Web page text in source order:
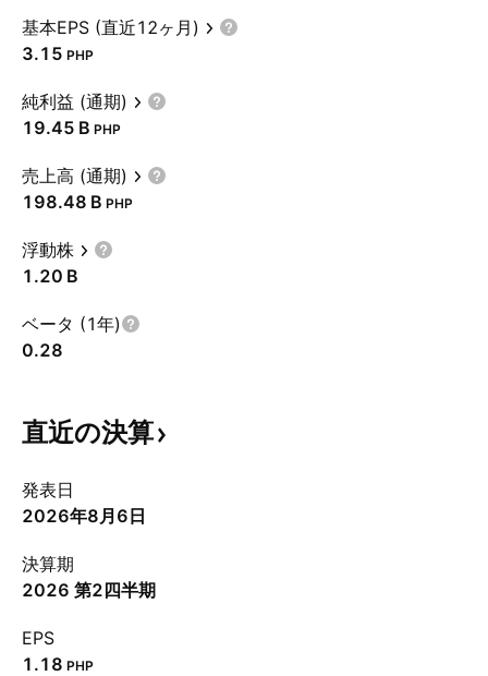
基本EPS (直近12ヶ月)
3.15 PHP
純利益 (通期)
‪19.45 B‬ PHP
売上高 (通期)
‪198.48 B‬ PHP
浮動株
‪1.20 B‬
ベータ (1年)
0.28
直近の決算
発表日
2026年8月6日
決算期
2026 第2四半期
EPS
1.18 PHP